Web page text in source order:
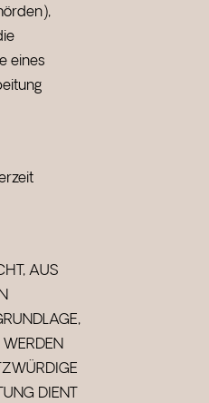
eines
AUS
DIENT